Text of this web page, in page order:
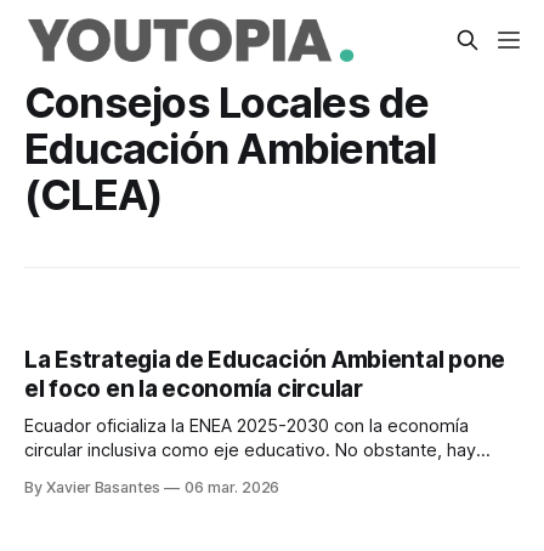
Consejos Locales de
Educación Ambiental
(CLEA)
La Estrategia de Educación Ambiental pone
el foco en la economía circular
Ecuador oficializa la ENEA 2025-2030 con la economía
circular inclusiva como eje educativo. No obstante, hay
By Xavier Basantes 06 mar. 2026